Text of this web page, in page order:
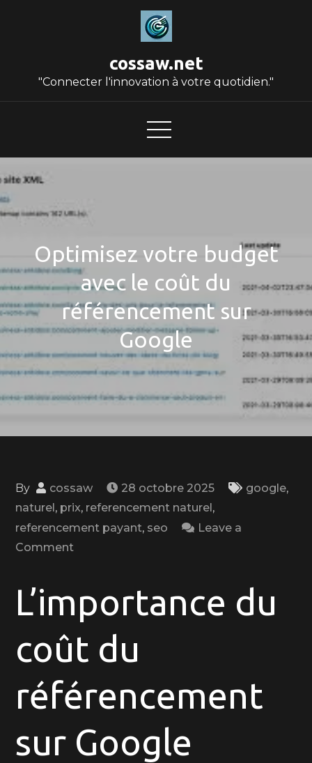
cossaw.net
"Connecter l'innovation à votre quotidien."
Optimisez votre budget
avec le coût du
référencement sur
Google
By cossaw 28 octobre 2025 google,
naturel, prix, referencement naturel,
referencement payant, seo
Leave a
Commenton
budget
avec
le
coût
du
référencement
Google
L’importance du
coût du
référencement
sur Google